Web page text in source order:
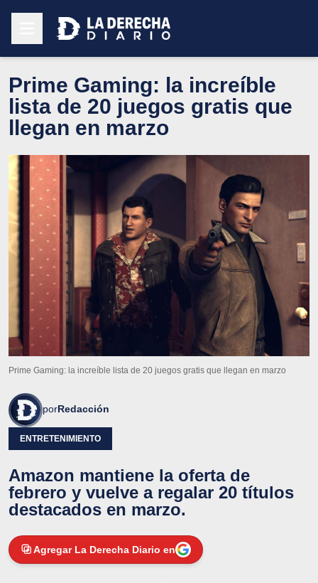
Prime Gaming: la increíble
lista de 20 juegos gratis que
llegan en marzo
Prime Gaming: la increíble lista de 20 juegos gratis que llegan en marzo
porRedacción
ENTRETENIMIENTO
Amazon mantiene la oferta de
febrero y vuelve a regalar 20 títulos
destacados en marzo.
Agregar La Derecha Diario en